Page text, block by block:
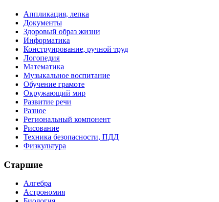
Аппликация, лепка
Документы
Здоровый образ жизни
Информатика
Конструирование, ручной труд
Логопедия
Математика
Музыкальное воспитание
Обучение грамоте
Окружающий мир
Развитие речи
Разное
Региональный компонент
Рисование
Техника безопасности, ПДД
Физкультура
Старшие
Алгебра
Астрономия